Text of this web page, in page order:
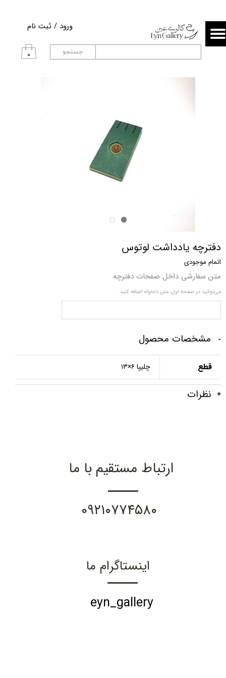
۰
ورود / ثبت نام
حساب کاربری من
تغییر گذر واژه
جستجو
دفترچه یادداشت لوتوس
اتمام موجودی
متن سفارشی داخل صفحات دفترچه
می‌توانید در صفحه اول، متن دلخواه اضافه کنید.
مشخصات محصول
قطع چلیپا ۶×۱۳
نظرات
ارتباط مستقیم با ما
۰۹۲۱۰۷۷۴۵۸۰
اینستاگرام ما
eyn_gallery